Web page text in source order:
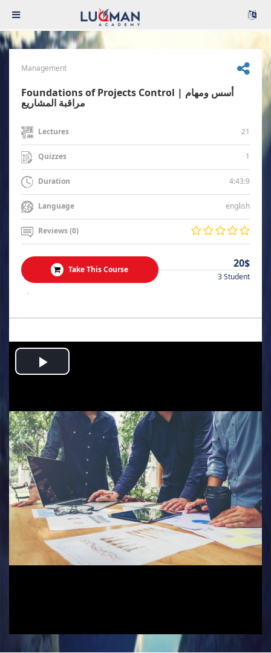
Management
Foundations of Projects Control | أسس ومهام
مراقبة المشاريع
Lectures 21
Quizzes 1
Duration 4:43:9
Language english
Reviews (0)
Take This Course 20$
3 Student
.
Play